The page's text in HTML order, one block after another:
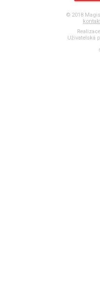
© 2018
Uživatelská